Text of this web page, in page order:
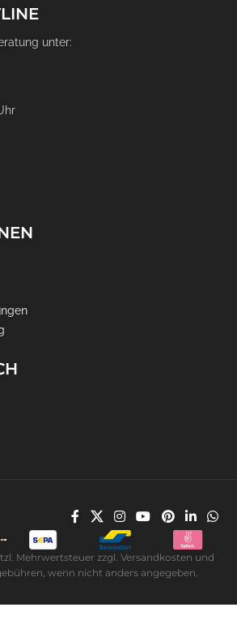
unter:
Mehrwertsteuer zzgl. Versandkosten und
wenn nicht anders angegeben.